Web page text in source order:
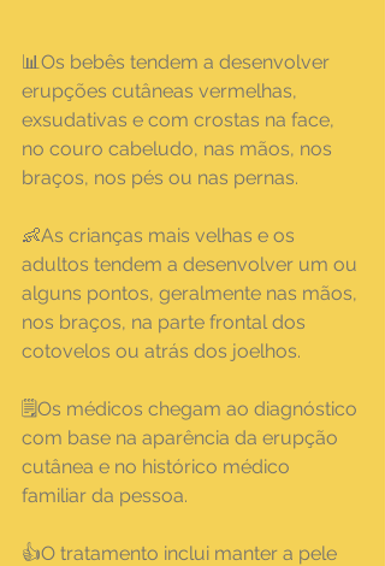
📊Os bebês tendem a desenvolver
erupções cutâneas vermelhas,
exsudativas e com crostas na face,
no couro cabeludo, nas mãos, nos
braços, nos pés ou nas pernas.
👶As crianças mais velhas e os
adultos tendem a desenvolver um ou
alguns pontos, geralmente nas mãos,
nos braços, na parte frontal dos
cotovelos ou atrás dos joelhos.
🗒️Os médicos chegam ao diagnóstico
com base na aparência da erupção
cutânea e no histórico médico
familiar da pessoa.
👍O tratamento inclui manter a pele